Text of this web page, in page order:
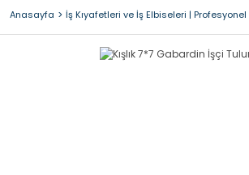
Anasayfa İş Kıyafetleri ve İş Elbiseleri | Profesyonel